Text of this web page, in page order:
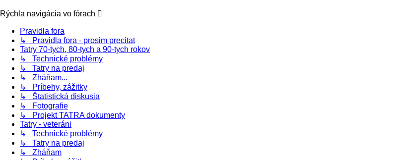
Rýchla navigácia vo fórach
Pravidla fora
↳ Pravidla fora - prosim precitat
Tatry 70-tych, 80-tych a 90-tych rokov
↳ Technické problémy
↳ Tatry na predaj
↳ Zháňam...
↳ Príbehy, zážitky
↳ Štatistická diskusia
↳ Fotografie
↳ Projekt TATRA dokumenty
Tatry - veteráni
↳ Technické problémy
↳ Tatry na predaj
↳ Zháňam